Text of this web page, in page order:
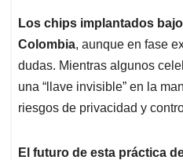
Los chips implantados
Colombia, aunque en fase
dudas. Mientras algunos
una “llave invisible” en la
riesgos de privacidad y
El futuro de esta práctica